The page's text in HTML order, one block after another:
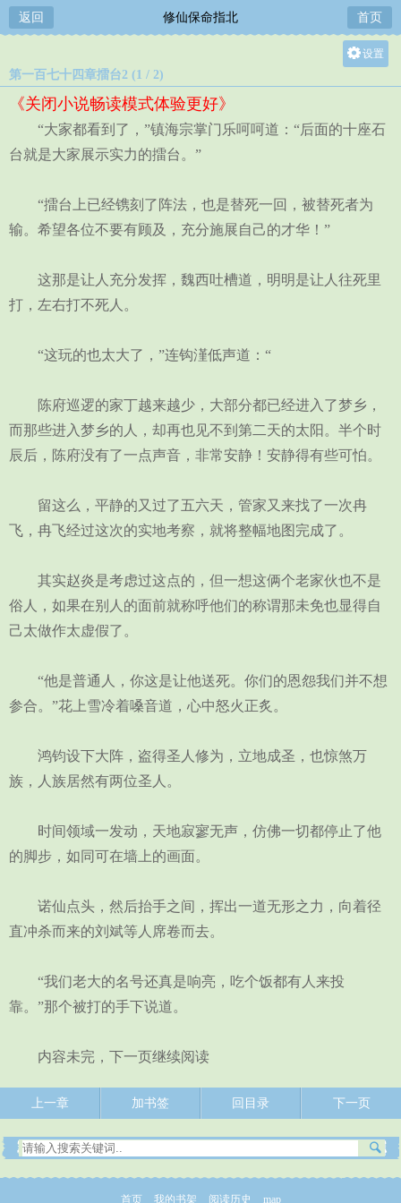
返回 修仙保命指北 首页
设置
中
第一百七十四章擂台2 (1 / 2)
《关闭小说畅读模式体验更好》
“大家都看到了，”镇海宗掌门乐呵呵道：“后面的十座石
台就是大家展示实力的擂台。”
“擂台上已经镌刻了阵法，也是替死一回，被替死者为
输。希望各位不要有顾及，充分施展自己的才华！”
这那是让人充分发挥，魏西吐槽道，明明是让人往死里
打，左右打不死人。
“这玩的也太大了，”连钩漌低声道：“
陈府巡逻的家丁越来越少，大部分都已经进入了梦乡，
而那些进入梦乡的人，却再也见不到第二天的太阳。半个时
辰后，陈府没有了一点声音，非常安静！安静得有些可怕。
留这么，平静的又过了五六天，管家又来找了一次冉
飞，冉飞经过这次的实地考察，就将整幅地图完成了。
其实赵炎是考虑过这点的，但一想这俩个老家伙也不是
俗人，如果在别人的面前就称呼他们的称谓那未免也显得自
己太做作太虚假了。
“他是普通人，你这是让他送死。你们的恩怨我们并不想
参合。”花上雪冷着嗓音道，心中怒火正炙。
鸿钧设下大阵，盗得圣人修为，立地成圣，也惊煞万
族，人族居然有两位圣人。
时间领域一发动，天地寂寥无声，仿佛一切都停止了他
的脚步，如同可在墙上的画面。
诺仙点头，然后抬手之间，挥出一道无形之力，向着径
直冲杀而来的刘斌等人席卷而去。
“我们老大的名号还真是响亮，吃个饭都有人来投
靠。”那个被打的手下说道。
内容未完，下一页继续阅读
上一章 加书签 回目录 下一页
首页 我的书架 阅读历史 map